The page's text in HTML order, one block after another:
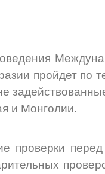
пройдет по
и Монголии.
проверки